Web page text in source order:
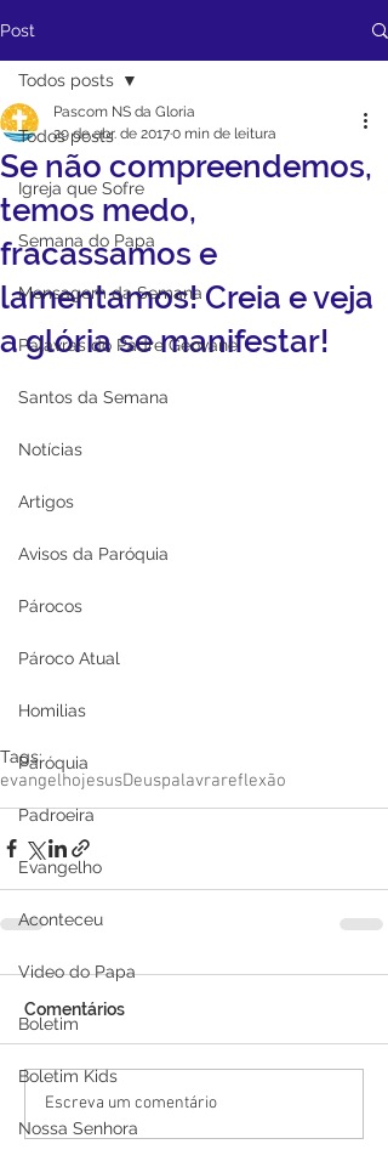
Post
Todos posts
Igreja que Sofre
Semana do Papa
Mensagem da Semana
Palavras do Padre Geovane
Santos da Semana
Notícias
Artigos
Avisos da Paróquia
Párocos
Pároco Atual
Homilias
Paróquia
Padroeira
Evangelho
Aconteceu
Video do Papa
Boletim
Boletim Kids
Nossa Senhora
Todos posts
Se não compreendemos,
temos medo,
fracassamos e
lamentamos! Creia e veja
a glória se manifestar!
Pascom NS da Gloria
29 de abr. de 20170 min de leitura
Tags:
evangelhojesusDeuspalavrareflexão
Comentários
Escreva um comentário